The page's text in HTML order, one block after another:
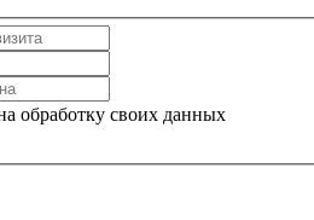
обработку своих данных